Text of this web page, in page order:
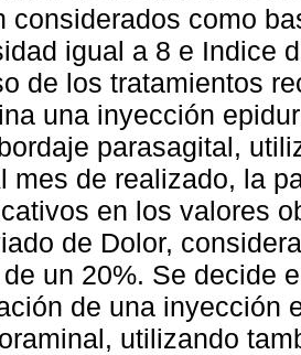
considerados como
igual a 8 e Indice
de los tratamientos
una inyección
parasagital,
mes de realizado, la
en los valores
de Dolor,
un 20%. Se decide
de una inyección
utilizando